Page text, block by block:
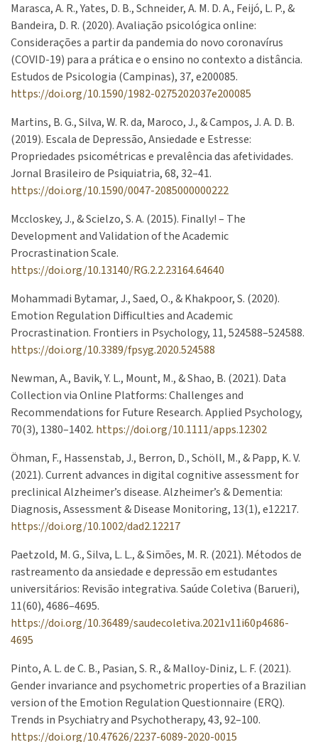
Marasca, A. R., Yates, D. B., Schneider, A. M. D. A., Feijó, L. P., &
Bandeira, D. R. (2020). Avaliação psicológica online:
Considerações a partir da pandemia do novo coronavírus
(COVID-19) para a prática e o ensino no contexto a distância.
Estudos de Psicologia (Campinas), 37, e200085.
https://doi.org/10.1590/1982-0275202037e200085
Martins, B. G., Silva, W. R. da, Maroco, J., & Campos, J. A. D. B.
(2019). Escala de Depressão, Ansiedade e Estresse:
Propriedades psicométricas e prevalência das afetividades.
Jornal Brasileiro de Psiquiatria, 68, 32–41.
https://doi.org/10.1590/0047-2085000000222
Mccloskey, J., & Scielzo, S. A. (2015). Finally! – The
Development and Validation of the Academic
Procrastination Scale.
https://doi.org/10.13140/RG.2.2.23164.64640
Mohammadi Bytamar, J., Saed, O., & Khakpoor, S. (2020).
Emotion Regulation Difficulties and Academic
Procrastination. Frontiers in Psychology, 11, 524588–524588.
https://doi.org/10.3389/fpsyg.2020.524588
Newman, A., Bavik, Y. L., Mount, M., & Shao, B. (2021). Data
Collection via Online Platforms: Challenges and
Recommendations for Future Research. Applied Psychology,
70(3), 1380–1402. https://doi.org/10.1111/apps.12302
Öhman, F., Hassenstab, J., Berron, D., Schöll, M., & Papp, K. V.
(2021). Current advances in digital cognitive assessment for
preclinical Alzheimer’s disease. Alzheimer’s & Dementia:
Diagnosis, Assessment & Disease Monitoring, 13(1), e12217.
https://doi.org/10.1002/dad2.12217
Paetzold, M. G., Silva, L. L., & Simões, M. R. (2021). Métodos de
rastreamento da ansiedade e depressão em estudantes
universitários: Revisão integrativa. Saúde Coletiva (Barueri),
11(60), 4686–4695.
https://doi.org/10.36489/saudecoletiva.2021v11i60p4686-
4695
Pinto, A. L. de C. B., Pasian, S. R., & Malloy-Diniz, L. F. (2021).
Gender invariance and psychometric properties of a Brazilian
version of the Emotion Regulation Questionnaire (ERQ).
Trends in Psychiatry and Psychotherapy, 43, 92–100.
https://doi.org/10.47626/2237-6089-2020-0015